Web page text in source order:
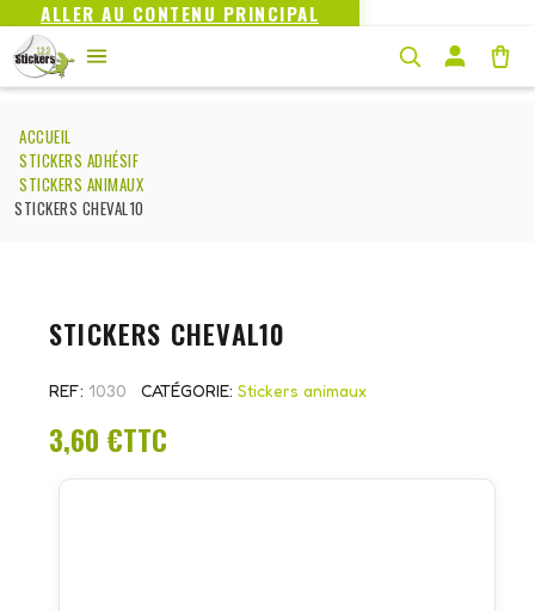
ALLER AU CONTENU PRINCIPAL
ACCUEIL
STICKERS ADHÉSIF
STICKERS ANIMAUX
STICKERS CHEVAL10
STICKERS CHEVAL10
REF 1030 CATÉGORIE Stickers animaux
3,60 €TTC